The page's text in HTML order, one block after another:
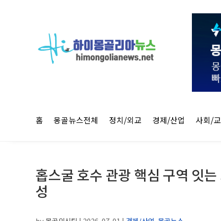
홈 몽골뉴스전체 정치/외교 경제/산업 사회/
홉스굴 호수 관광 핵심 구역 잇
성